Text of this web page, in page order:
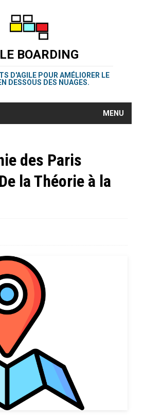
BOARDING
D'AGILE POUR AMÉLIORER LE
DESSOUS DES NUAGES.
MENU
des Paris
la Théorie à la